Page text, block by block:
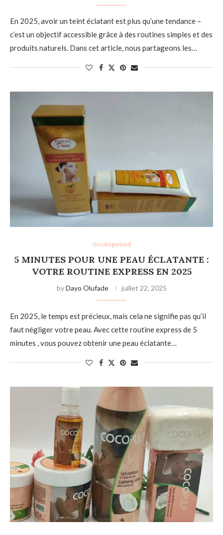
En 2025, avoir un teint éclatant est plus qu’une tendance –
c’est un objectif accessible grâce à des routines simples et des
produits naturels. Dans cet article, nous partageons les…
Uncategorized
5 MINUTES POUR UNE PEAU ÉCLATANTE :
VOTRE ROUTINE EXPRESS EN 2025
byDayo Olufade juillet 22, 2025
En 2025, le temps est précieux, mais cela ne signifie pas qu’il
faut négliger votre peau. Avec cette routine express de 5
minutes , vous pouvez obtenir une peau éclatante…